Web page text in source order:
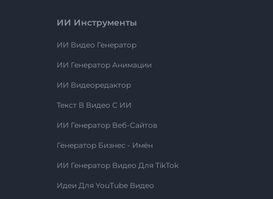
ИИ Инструменты
ИИ Видео Генератор
ИИ Генератор Анимации
ИИ Видеоредактор
Текст В Видео С ИИ
ИИ Генератор Веб-Сайтов
Генератор Бизнес - Имён
ИИ Генератор Видео Для TikTok
Идеи Для YouTube Видео